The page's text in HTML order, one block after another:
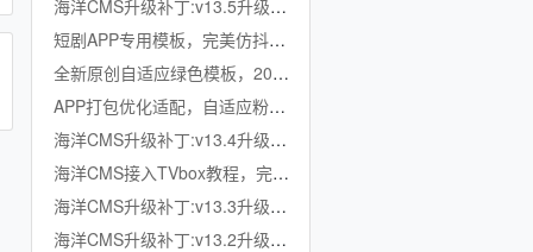
海洋CMS升级补丁:v13.5升级至v13.6
短剧APP专用模板，完美仿抖音竖屏短剧模板，滑动上下集，点赞收藏
全新原创自适应绿色模板，200K超小体积，加强版播放记录、搜索历史模块
APP打包优化适配，自适应粉色模板，小体积秒加载，模拟app动画效果，适合X
海洋CMS升级补丁:v13.4升级至v13.5
海洋CMS接入TVbox教程，完美适配TVbox，影视仓，OK影视等软件
海洋CMS升级补丁:v13.3升级至v13.4
海洋CMS升级补丁:v13.2升级至v13.3